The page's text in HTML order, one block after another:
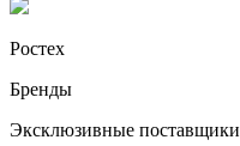
Ростех
Бренды
Эксклюзивные поставщики